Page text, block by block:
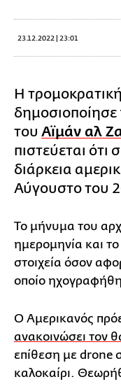
23.12.2022 | 23:01
Η
του Αϊμάν αλ
πιστεύεται
διάρκεια
Αύγουστο του
Το μήνυμα του
ημερομηνία και το
στοιχεία όσον
οποίο
Ο Αμερικανός
ανακοινώσει τον
επίθεση με drone
καλοκαίρι.